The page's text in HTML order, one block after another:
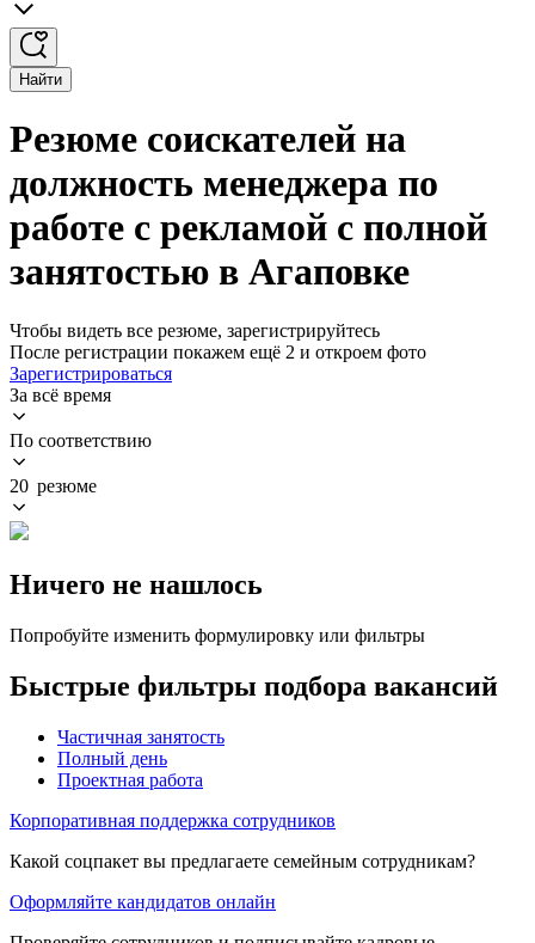
Найти
Резюме соискателей на
должность менеджера по
работе с рекламой с полной
занятостью в Агаповке
Чтобы видеть все резюме, зарегистрируйтесь
После регистрации покажем ещё 2 и откроем фото
Зарегистрироваться
За всё время
По соответствию
20 резюме
Ничего не нашлось
Попробуйте изменить формулировку или фильтры
Быстрые фильтры подбора вакансий
Частичная занятость
Полный день
Проектная работа
Корпоративная поддержка сотрудников
Какой соцпакет вы предлагаете семейным сотрудникам?
Оформляйте кандидатов онлайн